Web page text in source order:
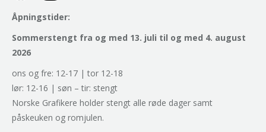
Åpningstider:
Sommerstengt fra og med 13. juli til og med 4. august
2026
ons og fre: 12-17 | tor 12-18
lør: 12-16 | søn – tir: stengt
Norske Grafikere holder stengt alle røde dager samt
påskeuken og romjulen.